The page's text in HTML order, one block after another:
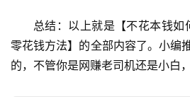
总结：以上就是【不花本钱如
零花钱方法】的全部内容了。小编
的，不管你是网赚老司机还是小白